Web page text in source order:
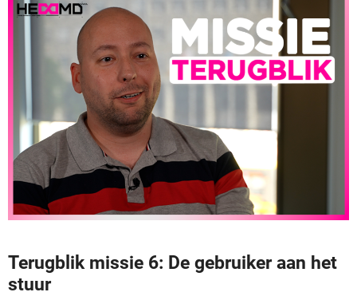
Terugblik missie 6: De gebruiker aan het
stuur